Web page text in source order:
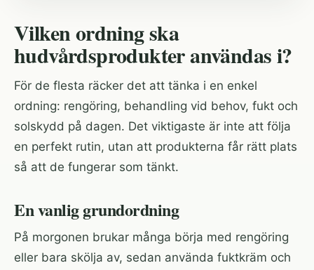
Vilken ordning ska
hudvårdsprodukter användas i?
För de flesta räcker det att tänka i en enkel
ordning: rengöring, behandling vid behov, fukt och
solskydd på dagen. Det viktigaste är inte att följa
en perfekt rutin, utan att produkterna får rätt plats
så att de fungerar som tänkt.
En vanlig grundordning
På morgonen brukar många börja med rengöring
eller bara skölja av, sedan använda fuktkräm och